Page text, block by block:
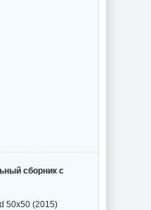
сборник с
50x50 (2015)